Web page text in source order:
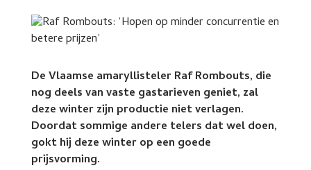
De Vlaamse amaryllisteler Raf Rombouts, die
nog deels van vaste gastarieven geniet, zal
deze winter zijn productie niet verlagen.
Doordat sommige andere telers dat wel doen,
gokt hij deze winter op een goede
prijsvorming.